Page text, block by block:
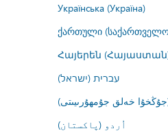
Українська (Україна)
ქართული
Հայերեն
עברית (ישראל)
خەلق جۇمھۇرىيىتى)
اُردو (پاکستان)